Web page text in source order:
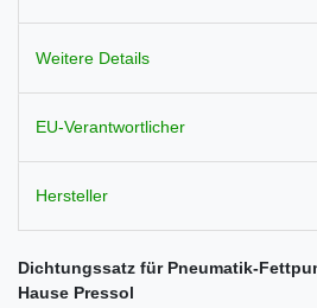
Weitere Details
EU-Verantwortlicher
Hersteller
Dichtungssatz für Pneumatik-
Hause Pressol